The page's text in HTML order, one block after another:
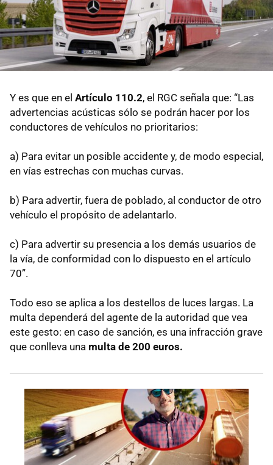
Y es que en el Artículo 110.2, el RGC señala que: “Las
advertencias acústicas sólo se podrán hacer por los
conductores de vehículos no prioritarios:
a) Para evitar un posible accidente y, de modo especial,
en vías estrechas con muchas curvas.
b) Para advertir, fuera de poblado, al conductor de otro
vehículo el propósito de adelantarlo.
c) Para advertir su presencia a los demás usuarios de
la vía, de conformidad con lo dispuesto en el artículo
70”.
Todo eso se aplica a los destellos de luces largas. La
multa dependerá del agente de la autoridad que vea
este gesto: en caso de sanción, es una infracción grave
que conlleva una multa de 200 euros.